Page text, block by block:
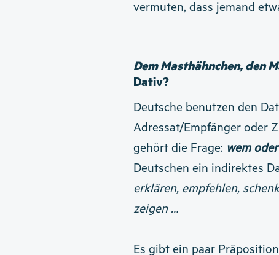
vermuten, dass jemand
Dem Masthähnchen, den
Dativ?
Deutsche benutzen den
Adressat/Empfänger oder
gehört die Frage: wem
Deutschen ein indirektes
erklären, empfehlen,
zeigen …
Es gibt ein paar